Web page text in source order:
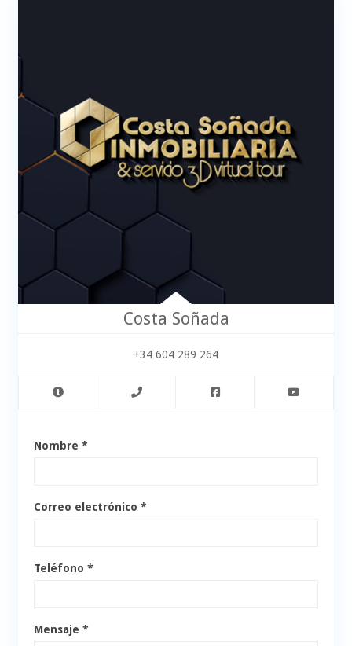
Costa Soñada
+34 604 289 264
Nombre *
Correo electrónico *
Teléfono *
Mensaje *